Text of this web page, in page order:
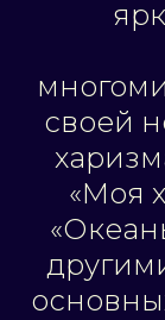
своей
«Моя